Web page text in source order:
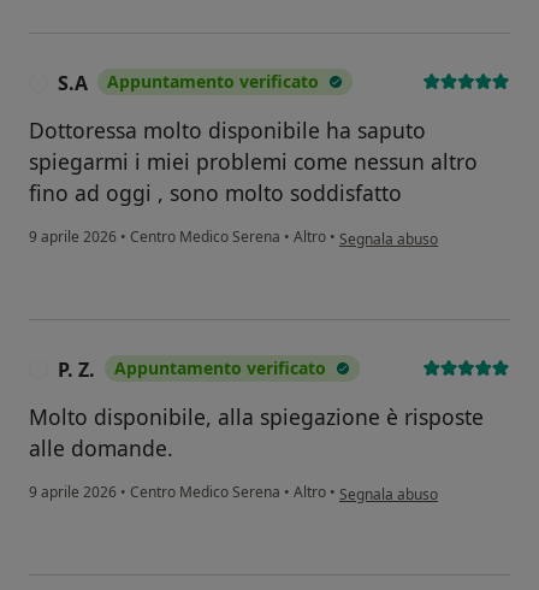
S.A Appuntamento verificato
Dottoressa molto disponibile ha saputo
spiegarmi i miei problemi come nessun altro
fino ad oggi , sono molto soddisfatto
9 aprile 2026 • Centro Medico Serena • Altro • secondo l'opinione dell'utente
Segnala abuso
P. Z. Appuntamento verificato
Molto disponibile, alla spiegazione è risposte
alle domande.
9 aprile 2026 • Centro Medico Serena • Altro • secondo l'opinione dell'utente
Segnala abuso